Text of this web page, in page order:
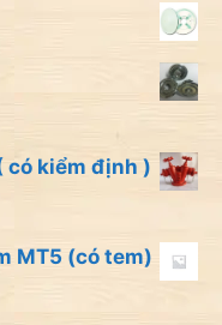
có kiểm định )
MT5 (có tem)